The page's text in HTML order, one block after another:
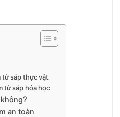
từ sáp thực vật
từ sáp hóa học
an toàn